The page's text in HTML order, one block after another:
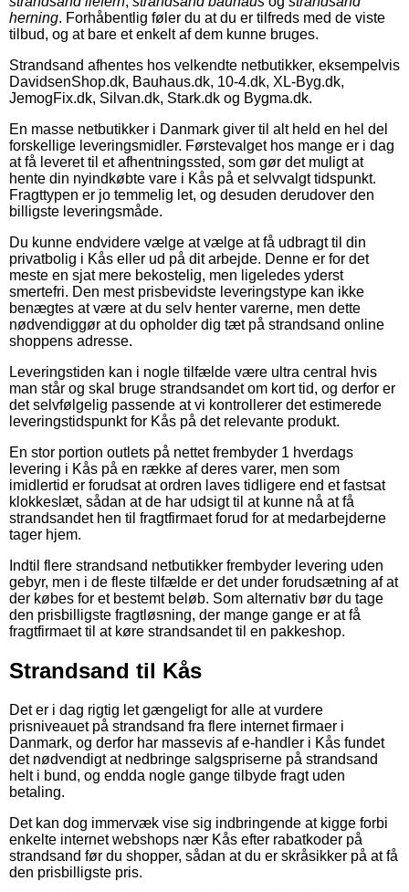
herning. Forhåbentlig føler du at du er tilfreds med de viste
tilbud, og at bare et enkelt af dem kunne bruges.
Strandsand afhentes hos velkendte netbutikker, eksempelvis
DavidsenShop.dk, Bauhaus.dk, 10-4.dk, XL-Byg.dk,
JemogFix.dk, Silvan.dk, Stark.dk og Bygma.dk.
En masse netbutikker i Danmark giver til alt held en hel del
forskellige leveringsmidler. Førstevalget hos mange er i dag
at få leveret til et afhentningssted, som gør det muligt at
hente din nyindkøbte vare i Kås på et selvvalgt tidspunkt.
Fragttypen er jo temmelig let, og desuden derudover den
billigste leveringsmåde.
Du kunne endvidere vælge at vælge at få udbragt til din
privatbolig i Kås eller ud på dit arbejde. Denne er for det
meste en sjat mere bekostelig, men ligeledes yderst
smertefri. Den mest prisbevidste leveringstype kan ikke
benægtes at være at du selv henter varerne, men dette
nødvendiggør at du opholder dig tæt på strandsand online
shoppens adresse.
Leveringstiden kan i nogle tilfælde være ultra central hvis
man står og skal bruge strandsandet om kort tid, og derfor er
det selvfølgelig passende at vi kontrollerer det estimerede
leveringstidspunkt for Kås på det relevante produkt.
En stor portion outlets på nettet frembyder 1 hverdags
levering i Kås på en række af deres varer, men som
imidlertid er forudsat at ordren laves tidligere end et fastsat
klokkeslæt, sådan at de har udsigt til at kunne nå at få
strandsandet hen til fragtfirmaet forud for at medarbejderne
tager hjem.
Indtil flere strandsand netbutikker frembyder levering uden
gebyr, men i de fleste tilfælde er det under forudsætning af at
der købes for et bestemt beløb. Som alternativ bør du tage
den prisbilligste fragtløsning, der mange gange er at få
fragtfirmaet til at køre strandsandet til en pakkeshop.
Strandsand til Kås
Det er i dag rigtig let gængeligt for alle at vurdere
prisniveauet på strandsand fra flere internet firmaer i
Danmark, og derfor har massevis af e-handler i Kås fundet
det nødvendigt at nedbringe salgspriserne på strandsand
helt i bund, og endda nogle gange tilbyde fragt uden
betaling.
Det kan dog immervæk vise sig indbringende at kigge forbi
enkelte internet webshops nær Kås efter rabatkoder på
strandsand før du shopper, sådan at du er skråsikker på at få
den prisbilligste pris.